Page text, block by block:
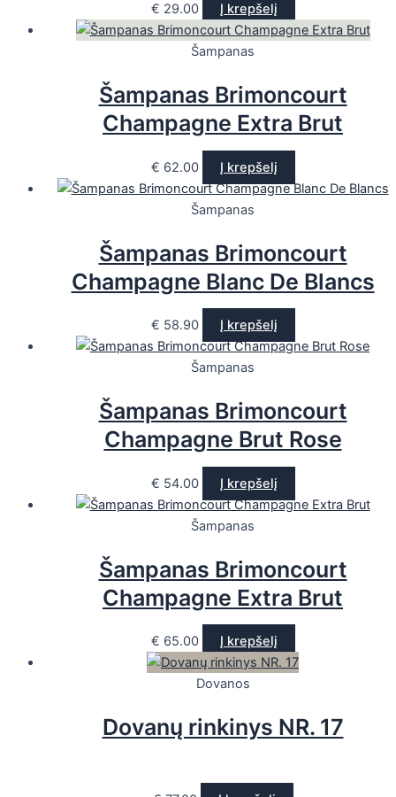
€ 29.00 Į krepšelį
Šampanas
Šampanas Brimoncourt
Champagne Extra Brut
€ 62.00 Į krepšelį
Šampanas
Šampanas Brimoncourt
Champagne Blanc De Blancs
€ 58.90 Į krepšelį
Šampanas
Šampanas Brimoncourt
Champagne Brut Rose
€ 54.00 Į krepšelį
Šampanas
Šampanas Brimoncourt
Champagne Extra Brut
€ 65.00 Į krepšelį
Dovanos
Dovanų rinkinys NR. 17